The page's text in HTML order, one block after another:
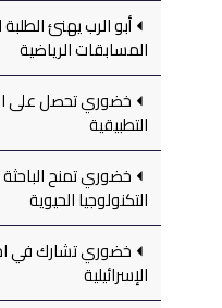
أبو الرب يهنئ
المسابقات الرياضية
خضوري تحصل على
التطبيقية
خضوري تمنح
التكنولوجيا الحيوية
خضوري تشارك في
الإسرائيلية